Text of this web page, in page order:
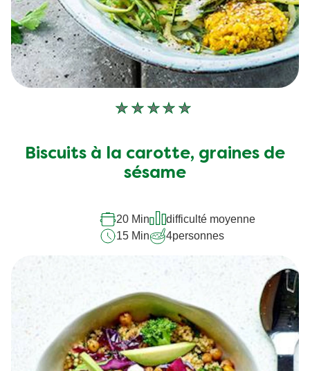
Aucune
soumise
pour
Biscuits à la carotte, graines de
sésame
20 Min
difficulté moyenne
15 Min
4personnes